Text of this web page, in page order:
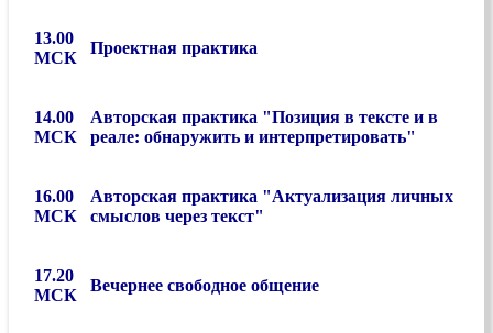
13.00
МСК
Проектная практика
14.00
МСК
Авторская практика "Позиция в тексте и в
реале: обнаружить и интерпретировать"
16.00
МСК
Авторская практика "Актуализация личных
смыслов через текст"
17.20
МСК
Вечернее свободное общение